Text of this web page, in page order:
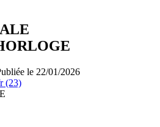
le 22/01/2026
(23)